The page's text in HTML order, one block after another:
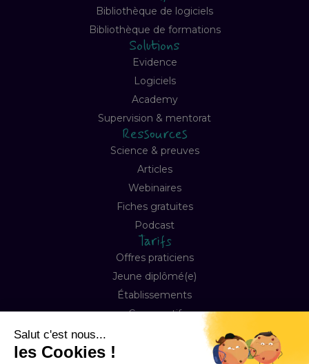
Bibliothèque de logiciels
Bibliothèque de formations
Solutions
Evidence
Logiciels
Academy
Supervision & mentorat
Ressources
Science & preuves
Articles
Webinaires
Fiches gratuites
Podcast
Tarifs
Offres praticiens
Jeune diplômé(e)
Établissements
Comparatif